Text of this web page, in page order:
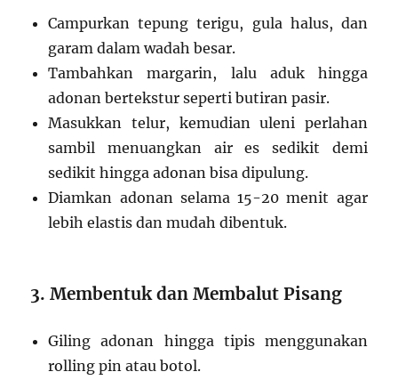
Campurkan tepung terigu, gula halus, dan
garam dalam wadah besar.
Tambahkan margarin, lalu aduk hingga
adonan bertekstur seperti butiran pasir.
Masukkan telur, kemudian uleni perlahan
sambil menuangkan air es sedikit demi
sedikit hingga adonan bisa dipulung.
Diamkan adonan selama 15-20 menit agar
lebih elastis dan mudah dibentuk.
3. Membentuk dan Membalut Pisang
Giling adonan hingga tipis menggunakan
rolling pin atau botol.